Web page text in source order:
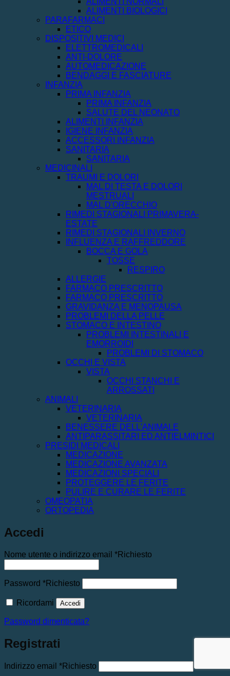
ALIMENTI BIOLOGICI
PARAFARMACI
ETICO
DISPOSITIVI MEDICI
ELETTROMEDICALI
ANTI-DOLORE
AUTOMEDICAZIONE
BENDAGGI E FASCIATURE
INFANZIA
PRIMA INFANZIA
PRIMA INFANZIA
SALUTE DEL NEONATO
ALIMENTI INFANZIA
IGIENE INFANZIA
ACCESSORI INFANZIA
SANITARIA
SANITARIA
MEDICINALI
TRAUMI E DOLORI
MAL DI TESTA E DOLORI
MESTRUALI
MAL D'ORECCHIO
RIMEDI STAGIONALI PRIMAVERA-
ESTATE
RIMEDI STAGIONALI INVERNO
INFLUENZA E RAFFREDDORE
BOCCA E GOLA
TOSSE
RESPIRO
ALLERGIE
FARMACO PRESCRITTO
FARMACO PRESCRITTO
GRAVIDANZA E MENOPAUSA
PROBLEMI DELLA PELLE
STOMACO E INTESTINO
PROBLEMI INTESTINALI E
EMORROIDI
PROBLEMI DI STOMACO
OCCHI E VISTA
VISTA
OCCHI STANCHI E
ARROSSATI
ANIMALI
VETERINARIA
VETERINARIA
BENESSERE DELL'ANIMALE
ANTIPARASSITARI ED ANTIELMINTICI
PRESIDI MEDICALI
MEDICAZIONE
MEDICAZIONE AVANZATA
MEDICAZIONI SPECIALI
PROTEGGERE LE FERITE
PULIRE E CURARE LE FERITE
OMEOPATIA
ORTOPEDIA
Accedi
Nome utente o indirizzo email *Richiesto
Password *Richiesto
Ricordami Accedi
Password dimenticata?
Registrati
Indirizzo email *Richiesto